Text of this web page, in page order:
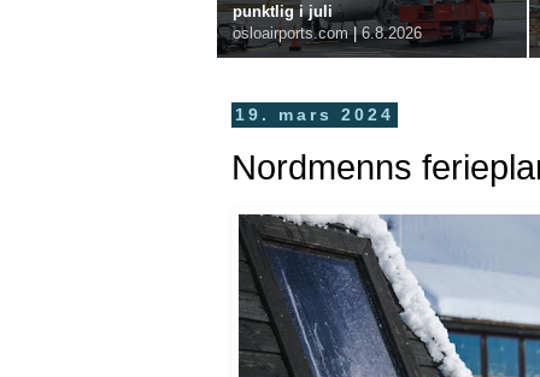
punktlig i juli
osloairports.com | 6.8.2026
19. mars 2024
Nordmenns